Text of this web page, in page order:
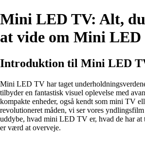
Mini LED TV: Alt,
at vide om Mini
Introduktion til Mini LED
Mini LED TV har taget
tilbyder en fantastisk visuel oplevelse med
kompakte enheder, også kendt som mini TV
revolutioneret måden, vi ser vores
uddybe, hvad mini LED TV er, hvad de har
er værd at overveje.